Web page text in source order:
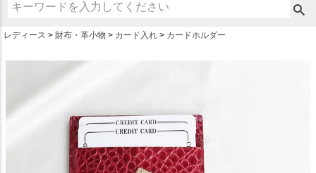
レディース 財布・革小物 カード入れ カードホルダー